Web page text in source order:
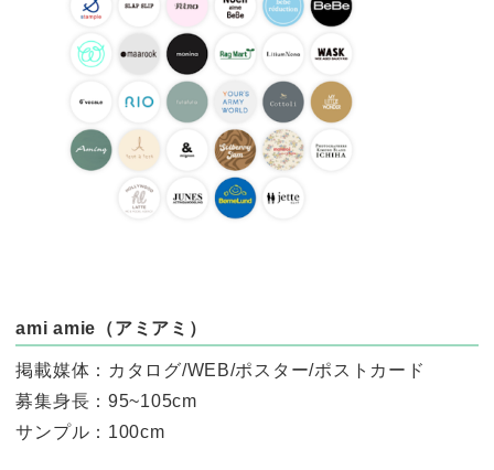
ami amie（アミアミ）
掲載媒体：カタログ/WEB/ポスター/ポストカード
募集身長：95~105cm
サンプル：100cm